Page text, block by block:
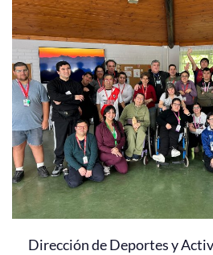
Dirección de Deportes y